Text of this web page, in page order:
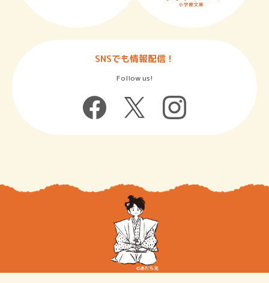
SNSでも情報配信！
Follow us!